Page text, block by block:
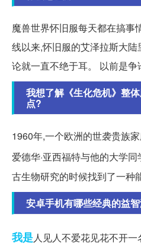
魔兽世界怀旧服每天都在搞事
线以来,怀旧服的艾泽拉斯大
论就一直不绝于耳。 以前是争
我想了解《生化危机》整
点?
1960年,一个欧洲的世袭贵族
爱德华·亚西福特与他的大学同
古生物研究的时候找到了一种
安卓手机有哪些经典的益
我是人见人不爱花见花不开